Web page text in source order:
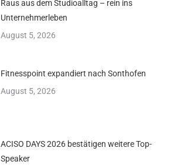
Raus aus dem Studioalltag – rein ins
Unternehmerleben
August 5, 2026
Fitnesspoint expandiert nach Sonthofen
August 5, 2026
ACISO DAYS 2026 bestätigen weitere Top-
Speaker